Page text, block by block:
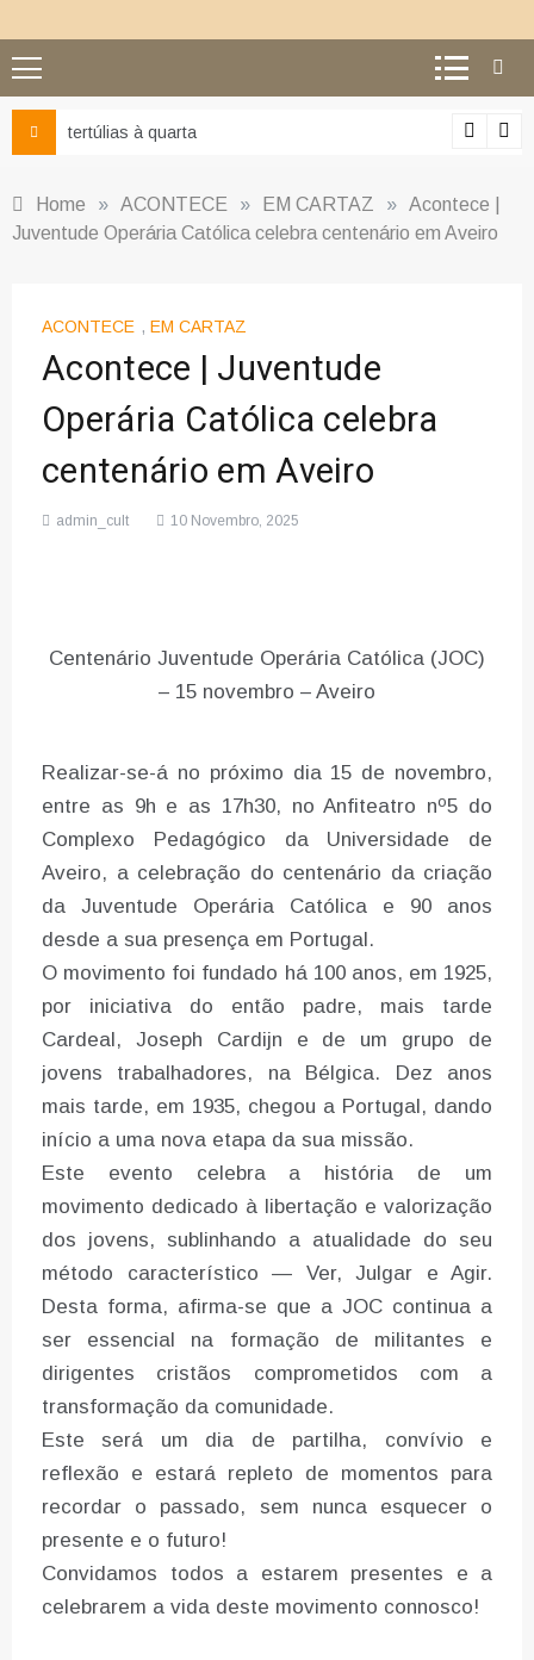
tertúlias à quarta
Home » ACONTECE » EM CARTAZ » Acontece |
Juventude Operária Católica celebra centenário em Aveiro
ACONTECE , EM CARTAZ
Acontece | Juventude
Operária Católica celebra
centenário em Aveiro
admin_cult 10 Novembro, 2025
Centenário Juventude Operária Católica (JOC)
– 15 novembro – Aveiro
Realizar-se-á no próximo dia 15 de novembro,
entre as 9h e as 17h30, no Anfiteatro nº5 do
Complexo Pedagógico da Universidade de
Aveiro, a celebração do centenário da criação
da Juventude Operária Católica e 90 anos
desde a sua presença em Portugal.
O movimento foi fundado há 100 anos, em 1925,
por iniciativa do então padre, mais tarde
Cardeal, Joseph Cardijn e de um grupo de
jovens trabalhadores, na Bélgica. Dez anos
mais tarde, em 1935, chegou a Portugal, dando
início a uma nova etapa da sua missão.
Este evento celebra a história de um
movimento dedicado à libertação e valorização
dos jovens, sublinhando a atualidade do seu
método característico — Ver, Julgar e Agir.
Desta forma, afirma-se que a JOC continua a
ser essencial na formação de militantes e
dirigentes cristãos comprometidos com a
transformação da comunidade.
Este será um dia de partilha, convívio e
reflexão e estará repleto de momentos para
recordar o passado, sem nunca esquecer o
presente e o futuro!
Convidamos todos a estarem presentes e a
celebrarem a vida deste movimento connosco!